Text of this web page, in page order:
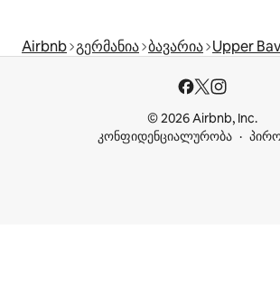
Airbnb გერმანია ბავარია Upper
© 2026 Airbnb, Inc.
კონფიდენციალურობა